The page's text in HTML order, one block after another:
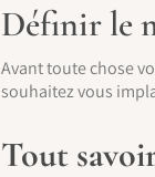
Définir le
Avant toute chose
souhaitez vous
Tout